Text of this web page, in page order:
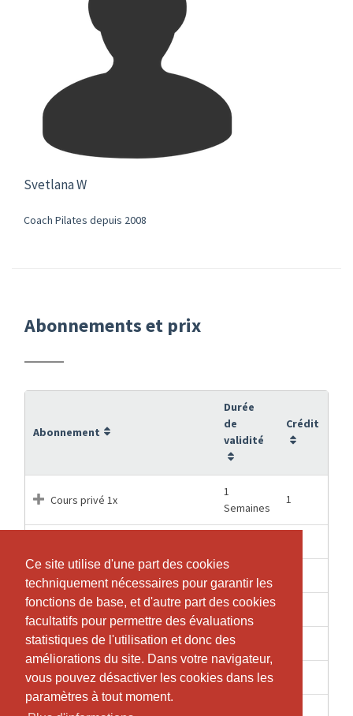
Ce site utilise d'une part des cookies
techniquement nécessaires pour garantir les
fonctions de base, et d'autre part des cookies
facultatifs pour permettre des évaluations
statistiques de l'utilisation et donc des
améliorations du site. Dans votre navigateur,
vous pouvez désactiver les cookies dans les
paramètres à tout moment.
Ce site utilise d'une part des cookies
techniquement nécessaires pour garantir les
fonctions de base, et d'autre part des cookies
facultatifs pour permettre des évaluations
statistiques de l'utilisation et donc des
améliorations du site. Dans votre navigateur,
vous pouvez désactiver les cookies dans les
paramètres à tout moment.
Svetlana W
Coach Pilates depuis 2008
Abonnements et prix
Abonnement
Durée
de
validité
Crédit
Cours privé 1x
1
Semaines
1
Cours privé Grand Equipement 1 Mois
Cours privés 10x 6 Mois
Cours privés 10x GE 6 Mois
Cours privés 20x 12 Mois
Cours privés 5x GE